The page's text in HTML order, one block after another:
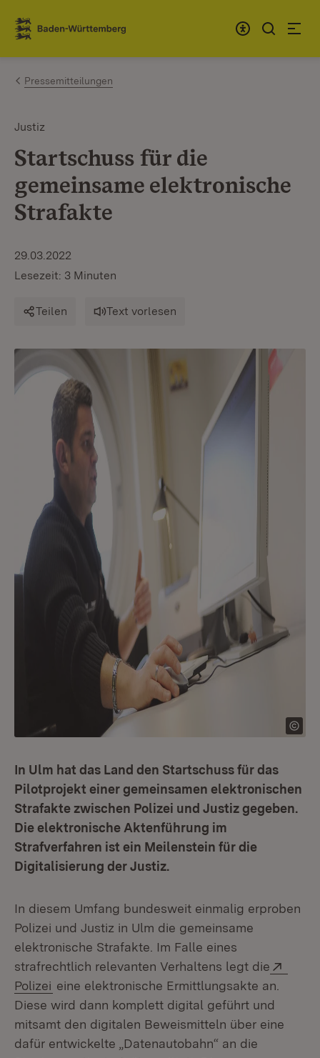
Zum Inhalt springen
Link zur Startseite
Pressemitteilungen
Justiz
Startschuss für die
gemeinsame elektronische
Strafakte
29.03.2022
Lesezeit: 3 Minuten
Teilen Text vorlesen
In Ulm hat das Land den Startschuss für das
Pilotprojekt einer gemeinsamen elektronischen
Strafakte zwischen Polizei und Justiz gegeben.
Die elektronische Aktenführung im
Strafverfahren ist ein Meilenstein für die
Digitalisierung der Justiz.
In diesem Umfang bundesweit einmalig erproben
Polizei und Justiz in Ulm die gemeinsame
elektronische Strafakte. Im Falle eines
strafrechtlich relevanten Verhaltens legt die
Polizei (Öffnet in neuem Fenster)
eine elektronische Ermittlungsakte an.
Diese wird dann komplett digital geführt und
mitsamt den digitalen Beweismitteln über eine
dafür entwickelte „Datenautobahn“ an die